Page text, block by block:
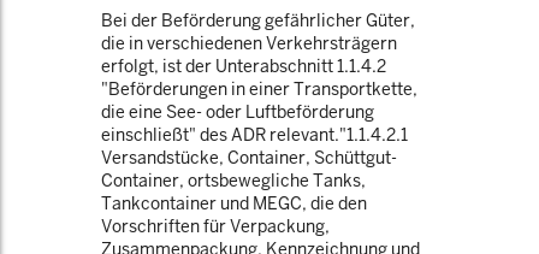
Bei der Beförderung gefährlicher Güter,
die in verschiedenen Verkehrsträgern
erfolgt, ist der Unterabschnitt 1.1.4.2
"Beförderungen in einer Transportkette,
die eine See- oder Luftbeförderung
einschließt" des ADR relevant."1.1.4.2.1
Versandstücke, Container, Schüttgut-
Container, ortsbewegliche Tanks,
Tankcontainer und MEGC, die den
Vorschriften für Verpackung,
Zusammenpackung, Kennzeichnung und